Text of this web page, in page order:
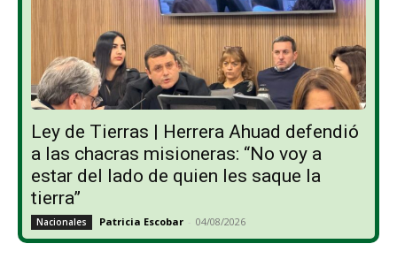
Ley de Tierras | Herrera Ahuad defendió
a las chacras misioneras: “No voy a
estar del lado de quien les saque la
tierra”
Nacionales Patricia Escobar - 04/08/2026